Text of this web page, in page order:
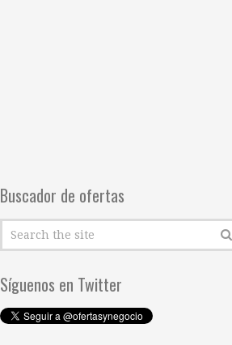
Buscador de ofertas
Síguenos en Twitter